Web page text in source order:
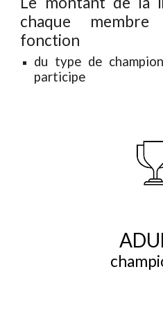
chaque
fonction
du type de
participe